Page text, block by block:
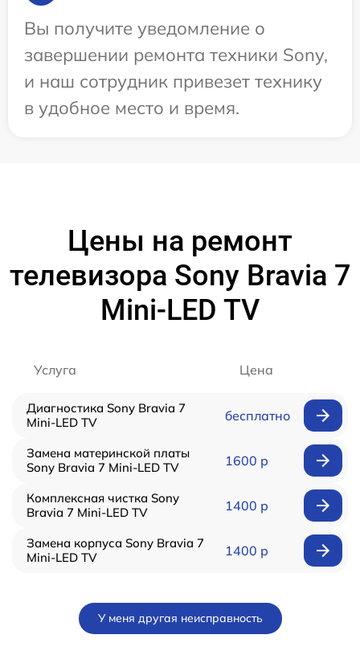
Вы получите уведомление о
завершении ремонта техники Sony,
и наш сотрудник привезет технику
в удобное место и время.
Цены на ремонт
телевизора Sony Bravia 7
Mini-LED TV
Услуга Цена
Диагностика Sony Bravia 7
Mini-LED TV
бесплатно
Замена материнской платы
Sony Bravia 7 Mini-LED TV
1600 р
Комплексная чистка Sony
Bravia 7 Mini-LED TV
1400 р
Замена корпуса Sony Bravia 7
Mini-LED TV
1400 р
У меня другая неисправность